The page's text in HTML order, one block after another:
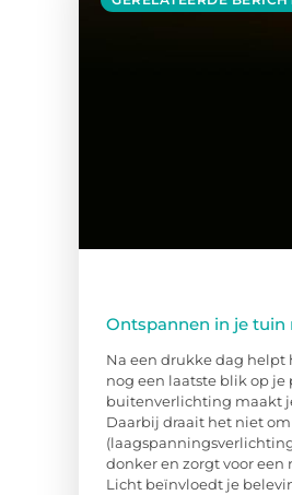
Ontspannen in je tuin
Na een drukke dag helpt
nog een laatste blik op
buitenverlichting maakt
Daarbij draait het niet
donker en zorgt voor
Licht beïnvloedt je